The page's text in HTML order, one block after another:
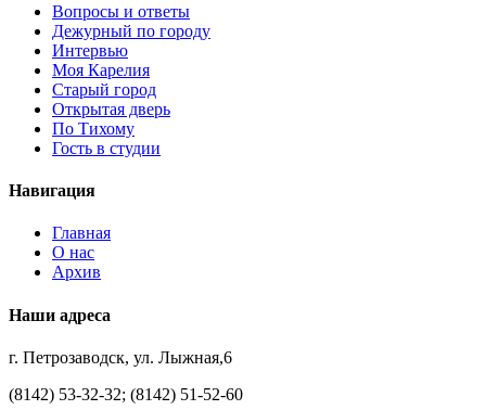
Вопросы и ответы
Дежурный по городу
Интервью
Моя Карелия
Старый город
Открытая дверь
По Тихому
Гость в студии
Навигация
Главная
О нас
Архив
Наши адреса
г. Петрозаводск, ул. Лыжная,6
(8142) 53-32-32; (8142) 51-52-60